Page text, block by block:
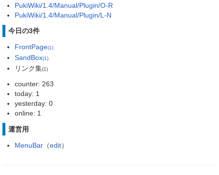
PukiWiki/1.4/Manual/Plugin/O-R
PukiWiki/1.4/Manual/Plugin/L-N
今日の3件
FrontPage(1)
SandBox(1)
リンク集(1)
counter: 263
today: 1
yesterday: 0
online: 1
運営用
MenuBar （edit）